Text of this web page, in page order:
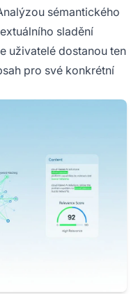
sémantického
sladění
uživatelé dostanou ten
pro své konkrétní